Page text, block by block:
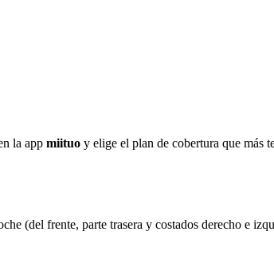
la app miituo y elige el plan de cobertura que más
(del frente, parte trasera y costados derecho e